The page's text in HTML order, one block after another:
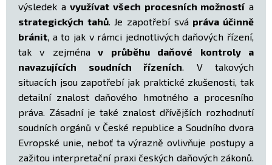
výsledek avyužívat všech procesních možností a
strategických tahů. Je zapotřebí svá práva účinně
bránit, a to jak v rámci jednotlivých daňových řízení,
tak v zejménav průběhu daňové kontroly a
navazujících soudních řízeních. V takových
situacích jsou zapotřebí jak praktické zkušenosti, tak
detailní znalost daňového hmotného a procesního
práva. Zásadní je také znalost dřívějších rozhodnutí
soudních orgánů v České republice a Soudního dvora
Evropské unie, neboť ta výrazně ovlivňuje postupy a
zažitou interpretační praxi českých daňových zákonů.